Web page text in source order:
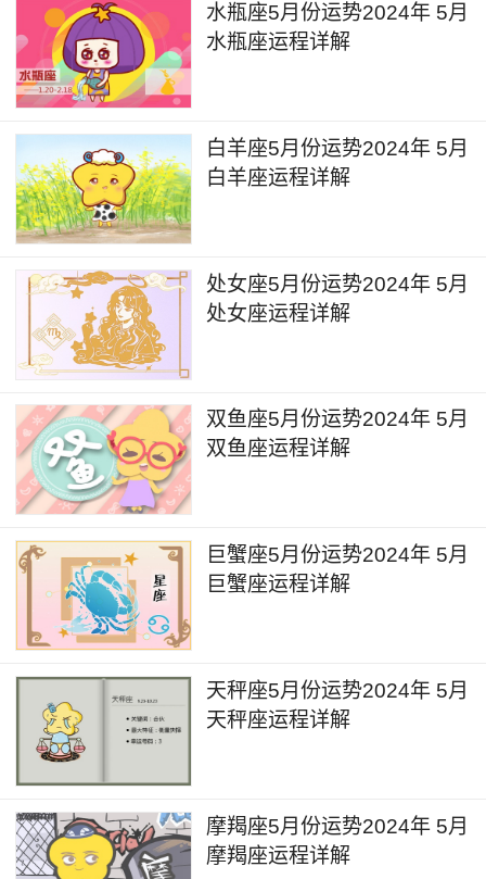
定程度上会缓和个人财务状况的影响，在未来几周
的时间，部分人可能会收到来自女性朋友或者长辈
的资金支持和帮助，同时一些工资绩效也会有所提
网络投资领域的收益。
4月29日，金星进入金牛座，金星的能量对于
个人的进修领域会再一次带来提升。在未来几周的
时间，个人的考试、面试的运气会极大地增长，可
以安排一些比较重要的考试在附近的时间里，能够
获得更好的成绩。另外这段时间也会有人尝试报名
去进修一些艺术类、金融类相关的课程，也会有所
收获。
4月30日，火星进入白羊座，火星的能量对于
个人的财务状况会带来一定的提升和转变，这段时
间个人赚钱的想法和效率会变得更强，赚钱的机会
也会有所增多，希望你能够好好地把握。
双鱼座2024年5月详解
5月3日，冥王星在水瓶座逆行，冥王星逆行
的能量对于个人的精神状态会造成一定的压力，未
来几个月的时间里可能会经常出现失眠，焦虑，多
能够及时地调整，或是参与一些身心类咨询和治疗
来使自己快速摆脱不良的状态。另外这段时间也需
水瓶座5月份运势2024年 5月
水瓶座运程详解
白羊座5月份运势2024年 5月
白羊座运程详解
处女座5月份运势2024年 5月
处女座运程详解
双鱼座5月份运势2024年 5月
双鱼座运程详解
巨蟹座5月份运势2024年 5月
巨蟹座运程详解
天秤座5月份运势2024年 5月
天秤座运程详解
摩羯座5月份运势2024年 5月
摩羯座运程详解